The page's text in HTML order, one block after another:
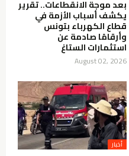
بعد موجة الانقطاعات.. تقرير
يكشف أسباب الأزمة في
قطاع الكهرباء بتونس
وأرقامًا صادمة عن
استثمارات الستاغ
August 02, 2026
أخبار